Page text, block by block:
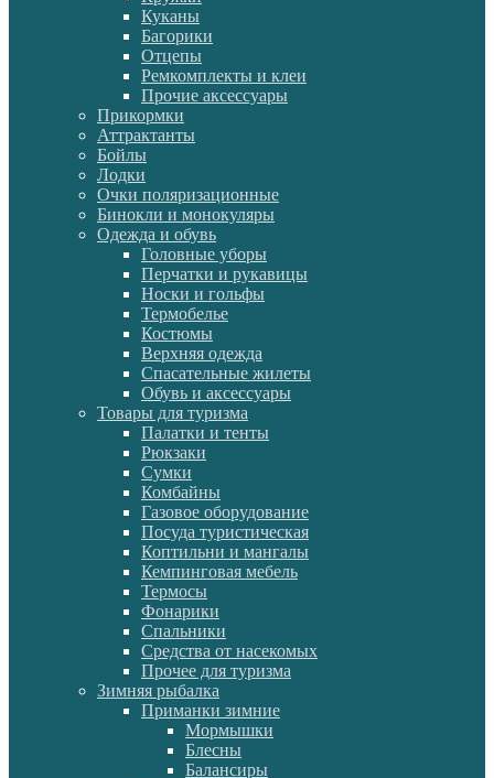
Куканы
Багорики
Отцепы
Ремкомплекты и клеи
Прочие аксессуары
Прикормки
Аттрактанты
Бойлы
Лодки
Очки поляризационные
Бинокли и монокуляры
Одежда и обувь
Головные уборы
Перчатки и рукавицы
Носки и гольфы
Термобелье
Костюмы
Верхняя одежда
Спасательные жилеты
Обувь и аксессуары
Товары для туризма
Палатки и тенты
Рюкзаки
Сумки
Комбайны
Газовое оборудование
Посуда туристическая
Коптильни и мангалы
Кемпинговая мебель
Термосы
Фонарики
Спальники
Средства от насекомых
Прочее для туризма
Зимняя рыбалка
Приманки зимние
Мормышки
Блесны
Балансиры